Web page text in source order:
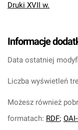
Druki XVII w.
Informacje
Data ostatniej
Liczba wyświetleń
Możesz również
formatach: RDF;